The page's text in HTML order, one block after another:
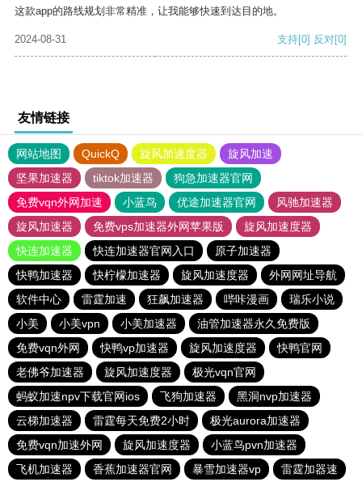
这款app的路线规划非常精准，让我能够快速到达目的地。
2024-08-31 支持[0] 反对[0]
友情链接
网站地图 QuickQ 旋风加速度器
旋风加速
坚果加速器
tiktok加速器
狗急加速器官网
免费vqn外网加速
小蓝鸟 优途加速器官网
风驰加速器
旋风加速器
免费vps加速器外网苹果版
旋风加速度器
快连加速器
快连加速器官网入口
原子加速器
快鸭加速器
快柠檬加速器 旋风加速度器
外网网址导航
软件中心
雷霆加速 狂飙加速器 哔咔漫画
瑞乐小说
小美
小美vpn 小美加速器
油管加速器永久免费版
免费vqn外网
快鸭vp加速器 旋风加速度器
快鸭官网
老佛爷加速器
旋风加速度器
极光vqn官网
蚂蚁加速npv下载官网ios
飞狗加速器
黑洞nvp加速器
云梯加速器
雷霆每天免费2小时
极光aurora加速器
免费vqn加速外网
旋风加速度器
小蓝鸟pvn加速器
飞机加速器
香蕉加速器官网 暴雪加速器vp 雷霆加器速